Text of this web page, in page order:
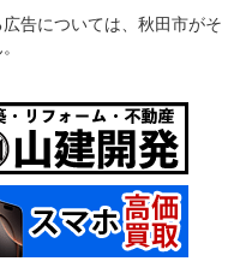
告については、秋田市がそ